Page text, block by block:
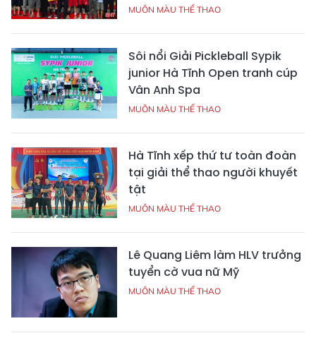
MUÔN MÀU THỂ THAO
Sôi nổi Giải Pickleball Sypik
junior Hà Tĩnh Open tranh cúp
Vân Anh Spa
MUÔN MÀU THỂ THAO
Hà Tĩnh xếp thứ tư toàn đoàn
tại giải thể thao người khuyết
tật
MUÔN MÀU THỂ THAO
Lê Quang Liêm làm HLV trưởng
tuyển cờ vua nữ Mỹ
MUÔN MÀU THỂ THAO